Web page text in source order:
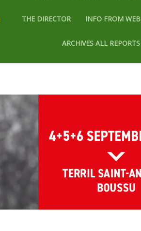
THE DIRECTOR INFO FROM WEB
ARCHIVES ALL REPORTS